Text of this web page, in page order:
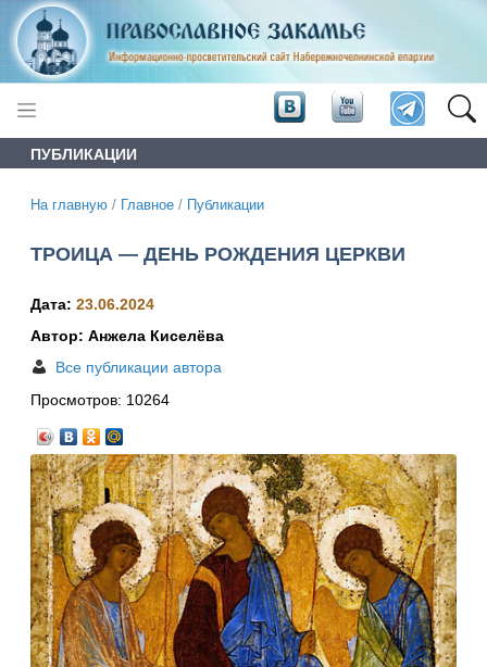
ПУБЛИКАЦИИ
На главную / Главное / Публикации
ТРОИЦА — ДЕНЬ РОЖДЕНИЯ ЦЕРКВИ
Дата: 23.06.2024
Автор: Анжела Киселёва
Все публикации автора
Просмотров: 10264